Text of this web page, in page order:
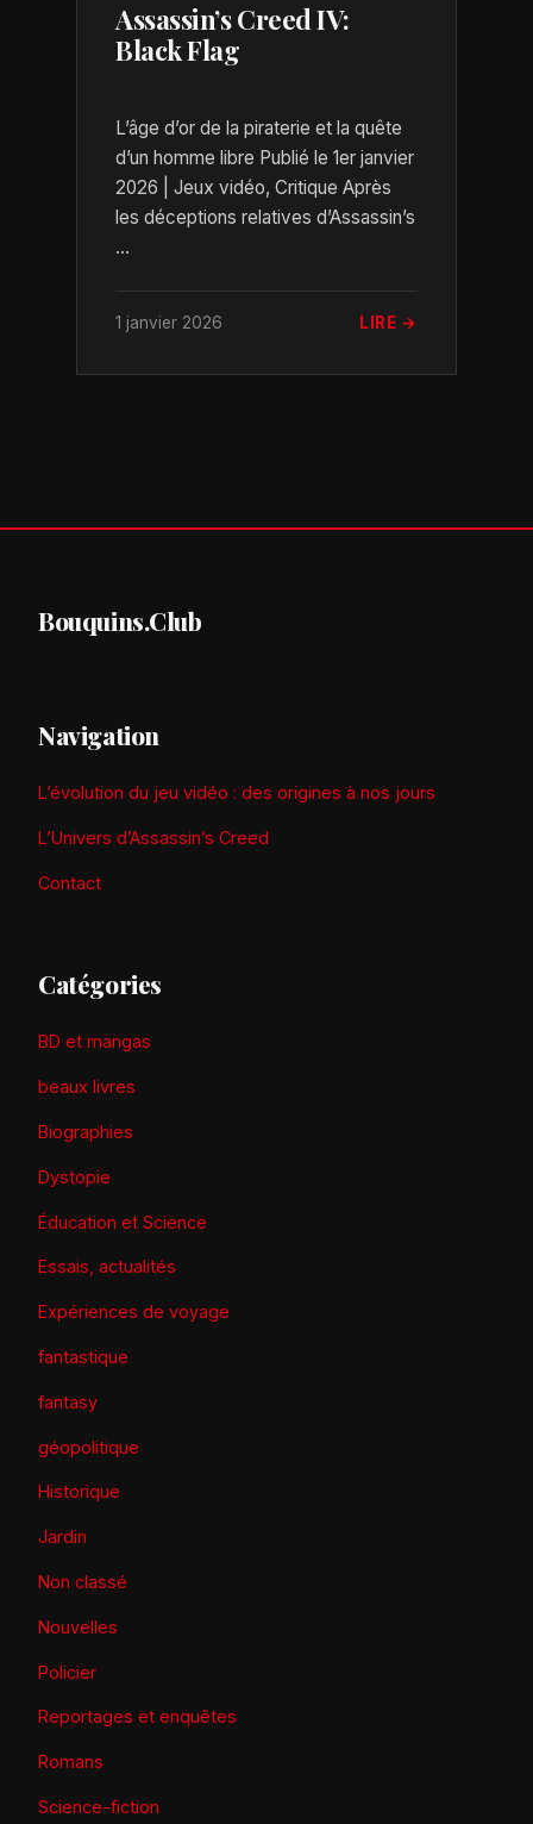
Assassin’s Creed IV:
Black Flag
L’âge d’or de la piraterie et la quête
d’un homme libre Publié le 1er janvier
2026 | Jeux vidéo, Critique Après
les déceptions relatives d’Assassin’s
...
1 janvier 2026 LIRE →
Bouquins.Club
Navigation
L’évolution du jeu vidéo : des origines à nos jours
L’Univers d’Assassin’s Creed
Contact
Catégories
BD et mangas
beaux livres
Biographies
Dystopie
Éducation et Science
Essais, actualités
Expériences de voyage
fantastique
fantasy
géopolitique
Historique
Jardin
Non classé
Nouvelles
Policier
Reportages et enquêtes
Romans
Science-fiction